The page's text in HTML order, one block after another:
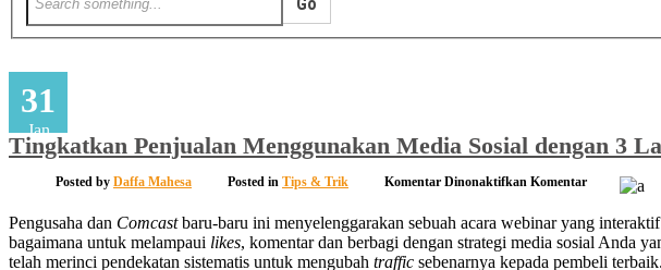
31
Jan
Tingkatkan Penjualan Menggunakan Media Sosial dengan 3
Posted by Daffa Mahesa Posted in Tips & Trik Komentar Dinonaktifkan pada
Menggunakan
Media
Sosial
Komentar
Pengusaha dan Comcastbaru-baru ini menyelenggarakan sebuah acara webinar yang
bagaimana untuk melampaui likes, komentar dan berbagi dengan strategi media sosial Anda
telah merinci pendekatan sistematis untuk mengubah traffic sebenarnya kepada pembeli terbaik.